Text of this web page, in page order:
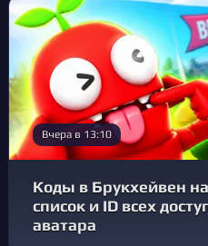
Вчера в 13:10
Коды в Брукхейвен
список и ID всех
аватара